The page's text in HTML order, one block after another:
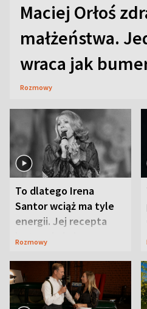
Maciej Orłoś
małżeństwa.
wraca jak
Rozmowy
To dlatego Irena
Santor wciąż ma tyle
energii. Jej recepta
jest zaskakująco
Rozmowy